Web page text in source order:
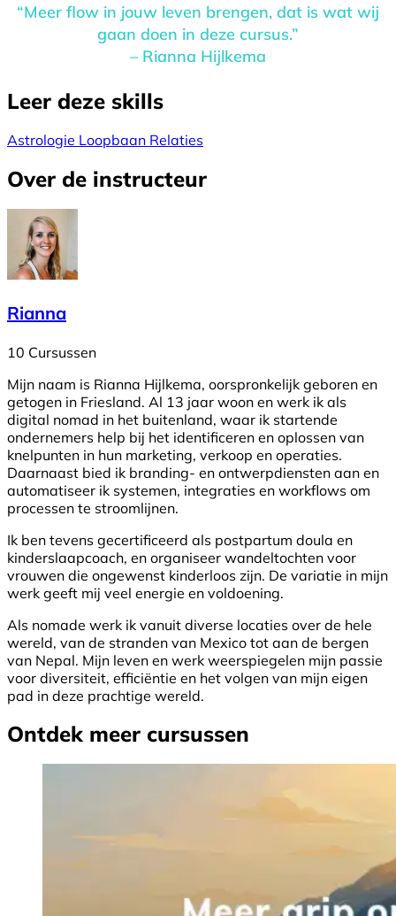
“Meer flow in jouw leven brengen, dat is wat wij
gaan doen in deze cursus.”
– Rianna Hijlkema
Leer deze skills
Astrologie Loopbaan Relaties
Over de instructeur
Rianna
10 Cursussen
Mijn naam is Rianna Hijlkema, oorspronkelijk geboren en
getogen in Friesland. Al 13 jaar woon en werk ik als
digital nomad in het buitenland, waar ik startende
ondernemers help bij het identificeren en oplossen van
knelpunten in hun marketing, verkoop en operaties.
Daarnaast bied ik branding- en ontwerpdiensten aan en
automatiseer ik systemen, integraties en workflows om
processen te stroomlijnen.
Ik ben tevens gecertificeerd als postpartum doula en
kinderslaapcoach, en organiseer wandeltochten voor
vrouwen die ongewenst kinderloos zijn. De variatie in mijn
werk geeft mij veel energie en voldoening.
Als nomade werk ik vanuit diverse locaties over de hele
wereld, van de stranden van Mexico tot aan de bergen
van Nepal. Mijn leven en werk weerspiegelen mijn passie
voor diversiteit, efficiëntie en het volgen van mijn eigen
pad in deze prachtige wereld.
Ontdek meer cursussen